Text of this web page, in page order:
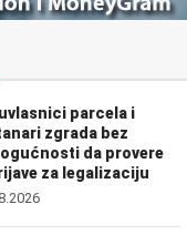
parcela i
zgrada bez
da provere
za legalizaciju